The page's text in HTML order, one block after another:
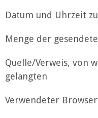
Datum und Uhrzeit
Menge der
Quelle/Verweis, von
gelangten
Verwendeter Browser